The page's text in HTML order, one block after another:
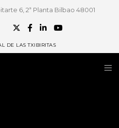
6, 2ª Planta Bilbao 48001
DE LAS TXIBIRITAS